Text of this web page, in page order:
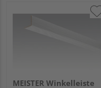
MEISTER Winkelleiste